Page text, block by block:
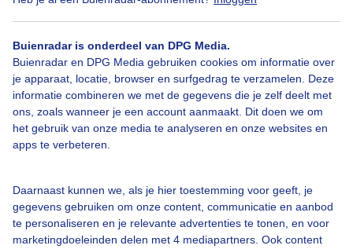
Buienradar is onderdeel van DPG Media.
Buienradar en DPG Media gebruiken cookies om informatie over
je apparaat, locatie, browser en surfgedrag te verzamelen. Deze
informatie combineren we met de gegevens die je zelf deelt met
ons, zoals wanneer je een account aanmaakt. Dit doen we om
het gebruik van onze media te analyseren en onze websites en
apps te verbeteren.
Daarnaast kunnen we, als je hier toestemming voor geeft, je
gegevens gebruiken om onze content, communicatie en aanbod
te personaliseren en je relevante advertenties te tonen, en voor
marketingdoeleinden delen met 4 mediapartners. Ook content
Bekijk slideshow